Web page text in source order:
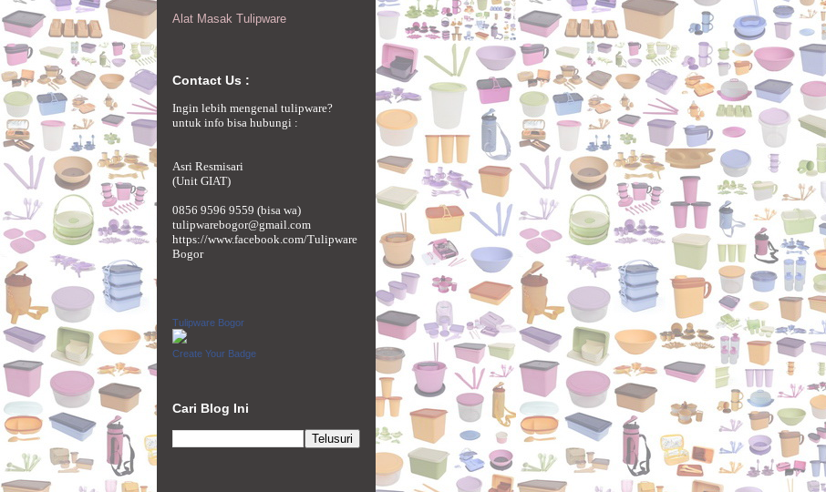
Alat Masak Tulipware
Contact Us :
Ingin lebih mengenal tulipware?
untuk info bisa hubungi :
Asri Resmisari
(Unit GIAT)
0856 9596 9559 (bisa wa)
tulipwarebogor@gmail.com
https://www.facebook.com/Tulipware
Bogor
Tulipware Bogor
Create Your Badge
Cari Blog Ini